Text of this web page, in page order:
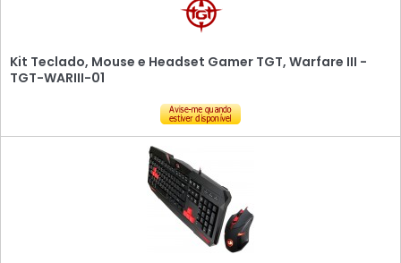
Kit Teclado, Mouse e Headset Gamer TGT, Warfare III -
TGT-WARIII-01